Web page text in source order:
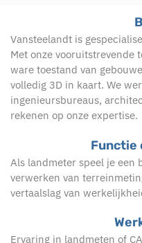
Vansteelandt is
Met onze vooruitstrevende
ware toestand van
volledig 3D in kaart. We
ingenieursbureaus,
rekenen op onze expertise.
Functie
Als landmeter speel je een
verwerken van
vertaalslag van
Ervaring in landmeten of